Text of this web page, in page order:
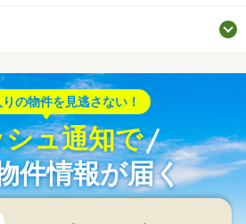
の物件を見逃さない！
ュ通知で
件情報が届く